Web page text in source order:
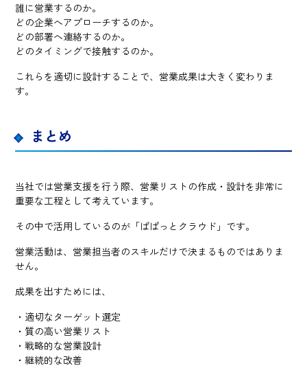
誰に営業するのか。
どの企業へアプローチするのか。
どの部署へ連絡するのか。
どのタイミングで接触するのか。
これらを適切に設計することで、営業成果は大きく変わりま
す。
まとめ
当社では営業支援を行う際、営業リストの作成・設計を非常に
重要な工程として考えています。
その中で活用しているのが「ぱぱっとクラウド」です。
営業活動は、営業担当者のスキルだけで決まるものではありま
せん。
成果を出すためには、
・適切なターゲット選定
・質の高い営業リスト
・戦略的な営業設計
・継続的な改善